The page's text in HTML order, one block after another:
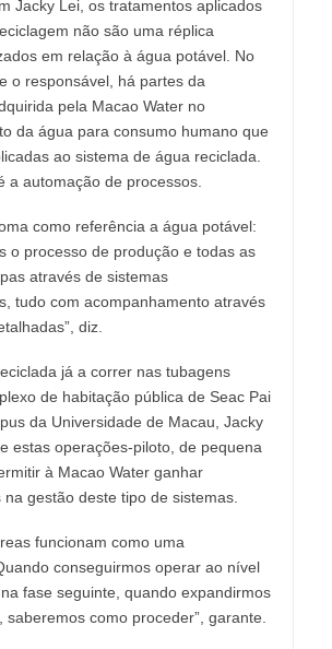
Jacky Lei, os tratamentos aplicados
não são uma réplica
em relação à água potável. No
o responsável, há partes da
pela Macao Water no
da água para consumo humano que
ao sistema de água reciclada.
a automação de processos.
como referência a água potável:
o processo de produção e todas as
através de sistemas
tudo com acompanhamento através
diz.
já a correr nas tubagens
de habitação pública de Seac Pai
da Universidade de Macau, Jacky
estas operações-piloto, de pequena
à Macao Water ganhar
gestão deste tipo de sistemas.
funcionam como uma
conseguirmos operar ao nível
fase seguinte, quando expandirmos
saberemos como proceder”, garante.